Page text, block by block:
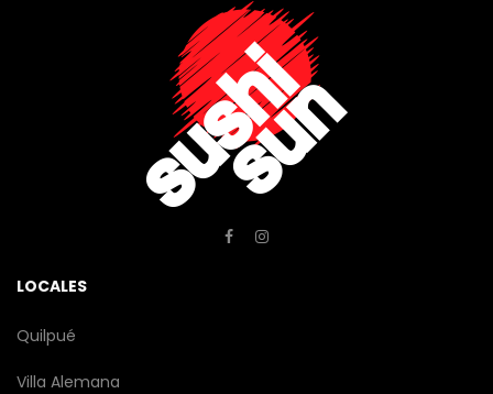
LOCALES
Quilpué
Villa Alemana